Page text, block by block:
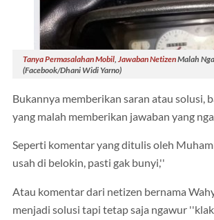
Tanya Permasalahan Mobil Jawaban NetizenMalah
(Facebook/Dhani Widi Yarno)
Bukannya memberikan saran atau solusi,
yang malah memberikan jawaban yang
Seperti komentar yang ditulis oleh
usah di belokin, pasti gak bunyi,''
Atau komentar dari netizen bernama
menjadi solusi tapi tetap saja ngawur